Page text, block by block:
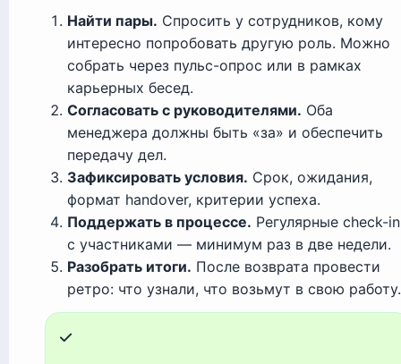
Найти пары. Спросить у сотрудников, кому
интересно попробовать другую роль. Можно
собрать через пульс-опрос или в рамках
карьерных бесед.
Согласовать с руководителями. Оба
менеджера должны быть «за» и обеспечить
передачу дел.
Зафиксировать условия. Срок, ожидания,
формат handover, критерии успеха.
Поддержать в процессе. Регулярные check-in
с участниками — минимум раз в две недели.
Разобрать итоги. После возврата провести
ретро: что узнали, что возьмут в свою работу.